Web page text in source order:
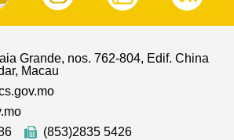
Grande, nos. 762-804, Edif. China
Macau
(853)2835 5426